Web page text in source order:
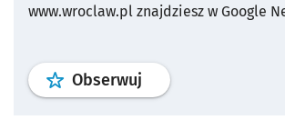
www.wroclaw.pl znajdziesz w Google
Obserwuj profil